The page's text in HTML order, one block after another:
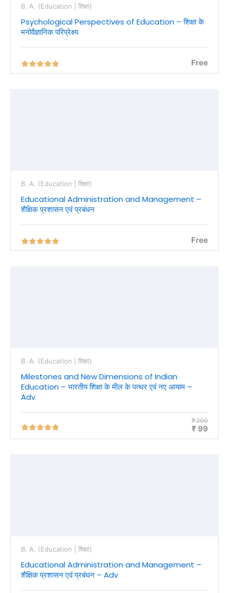
B. A. (Education | शिक्षा)
Psychological Perspectives of Education – शिक्षा के
मनोवैज्ञानिक परिप्रेक्ष्य
Free
B. A. (Education | शिक्षा)
Educational Administration and Management –
शैक्षिक प्रशासन एवं प्रबंधन
Free
B. A. (Education | शिक्षा)
Milestones and New Dimensions of Indian
Education – भारतीय शिक्षा के मील के पत्थर एवं नए आयाम –
Adv
₹ 200
₹ 99
B. A. (Education | शिक्षा)
Educational Administration and Management –
शैक्षिक प्रशासन एवं प्रबंधन – Adv